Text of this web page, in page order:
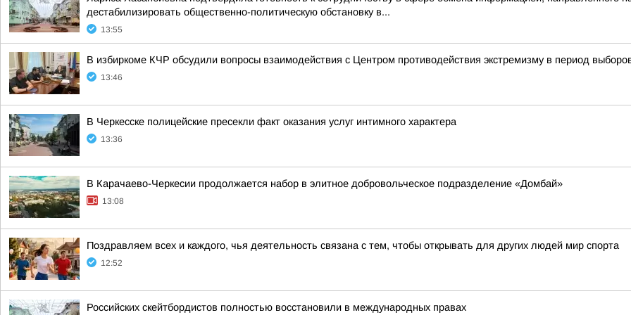
дестабилизировать общественно-политическую обстановку в...
13:55
В избиркоме КЧР обсудили вопросы взаимодействия с Центром противодействия экстремизму в период
13:46
В Черкесске полицейские пресекли факт оказания услуг интимного характера
13:36
В Карачаево-Черкесии продолжается набор в элитное добровольческое подразделение «Домбай»
13:08
Поздравляем всех и каждого, чья деятельность связана с тем, чтобы открывать для других людей мир спорта
12:52
Российских скейтбордистов полностью восстановили в международных правах